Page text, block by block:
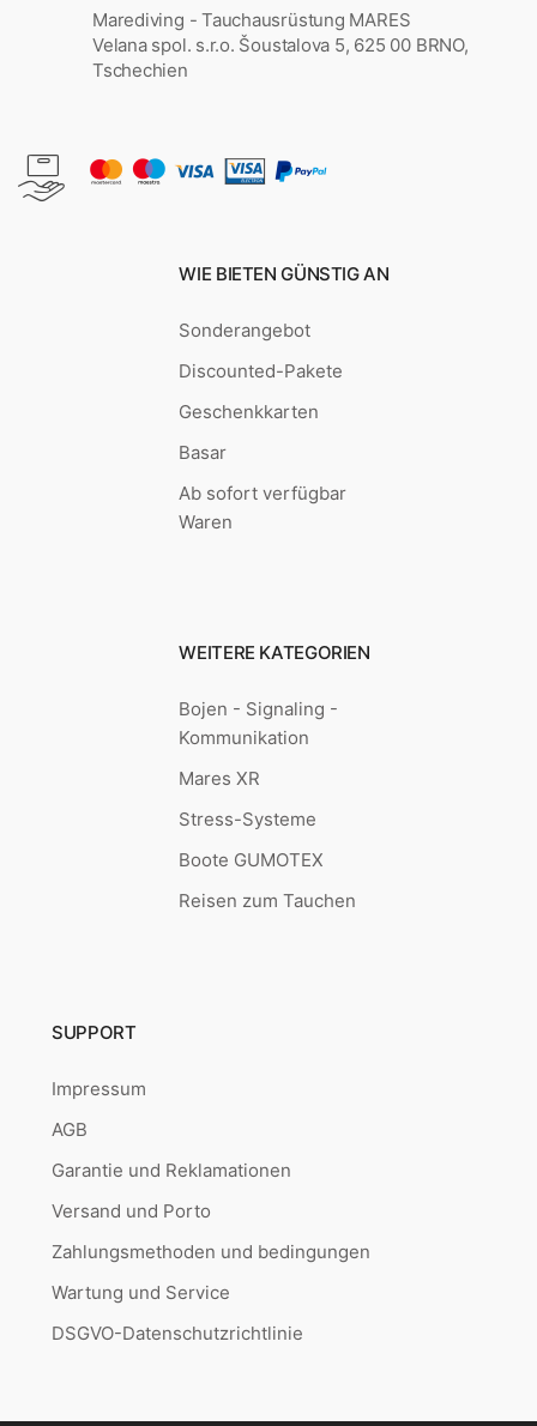
Marediving - Tauchausrüstung MARES
Velana spol. s.r.o. Šoustalova 5, 625 00 BRNO,
Tschechien
WIE BIETEN GÜNSTIG AN
Sonderangebot
Discounted-Pakete
Geschenkkarten
Basar
Ab sofort verfügbar
Waren
WEITERE KATEGORIEN
Bojen - Signaling -
Kommunikation
Mares XR
Stress-Systeme
Boote GUMOTEX
Reisen zum Tauchen
SUPPORT
Impressum
AGB
Garantie und Reklamationen
Versand und Porto
Zahlungsmethoden und bedingungen
Wartung und Service
DSGVO-Datenschutzrichtlinie